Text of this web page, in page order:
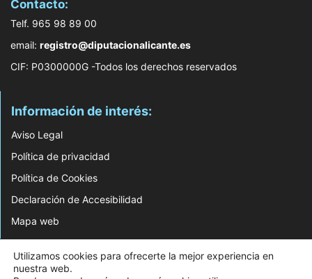
Contacto:
Telf. 965 98 89 00
email: registro@diputacionalicante.es
CIF: P0300000G -Todos los derechos reservados
Información de interés:
Aviso Legal
Política de privacidad
Política de Cookies
Declaración de Accesibilidad
Mapa web
© 2026 Web Desarrollada por el Servicio de Informática de Diputación de
Utilizamos cookies para ofrecerte la mejor experiencia en
nuestra web.